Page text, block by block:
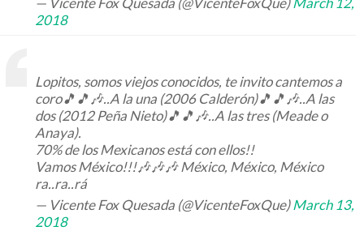
2018
Lopitos, somos viejos conocidos, te invito cantemos a
coro🎵🎵🎶..A la una (2006 Calderón)🎵🎵🎶..A las
dos (2012 Peña Nieto)🎵🎵🎶..A las tres (Meade o
Anaya).
70% de los Mexicanos está con ellos!!
Vamos México!!!🎶🎶🎶 México, México, México
ra..ra..rá
— Vicente Fox Quesada (@VicenteFoxQue)March 13,
2018